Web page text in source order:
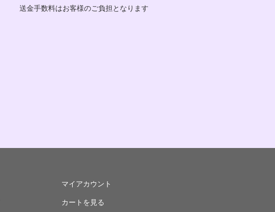
送金手数料はお客様のご負担となります
マイアカウント
カートを見る